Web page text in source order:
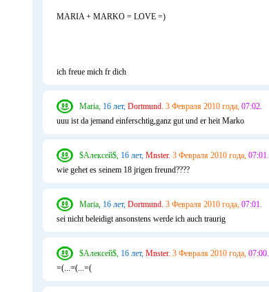
MARIA + MARKO = LOVE =)
ich freue mich fr dich
Maria, 16 лет, Dortmund. 3 Февраля 2010 года, 07:02.
uuu ist da jemand einferschtig,ganz gut und er heit Marko
$Алексей$, 16 лет, Mnster. 3 Февраля 2010 года, 07:01.
wie gehet es seinem 18 jrigen freund????
Maria, 16 лет, Dortmund. 3 Февраля 2010 года, 07:01.
sei nicht beleidigt ansonstens werde ich auch traurig
$Алексей$, 16 лет, Mnster. 3 Февраля 2010 года, 07:00.
=(...=(...=(